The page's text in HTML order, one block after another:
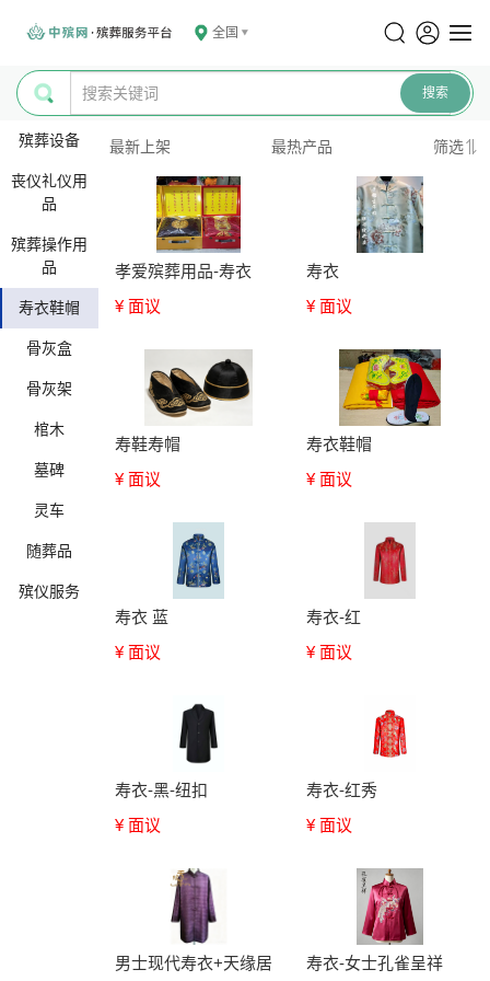
全国
殡葬设备
丧仪礼仪用
品
殡葬操作用
品
寿衣鞋帽
骨灰盒
骨灰架
棺木
墓碑
灵车
随葬品
殡仪服务
最新上架 最热产品 筛选
孝爱殡葬用品-寿衣
¥ 面议
寿衣
¥ 面议
寿鞋寿帽
¥ 面议
寿衣鞋帽
¥ 面议
寿衣 蓝
¥ 面议
寿衣-红
¥ 面议
寿衣-黑-纽扣
¥ 面议
寿衣-红秀
¥ 面议
男士现代寿衣+天缘居 寿衣-女士孔雀呈祥